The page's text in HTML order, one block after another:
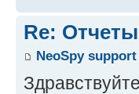
Re:
NeoSpy support